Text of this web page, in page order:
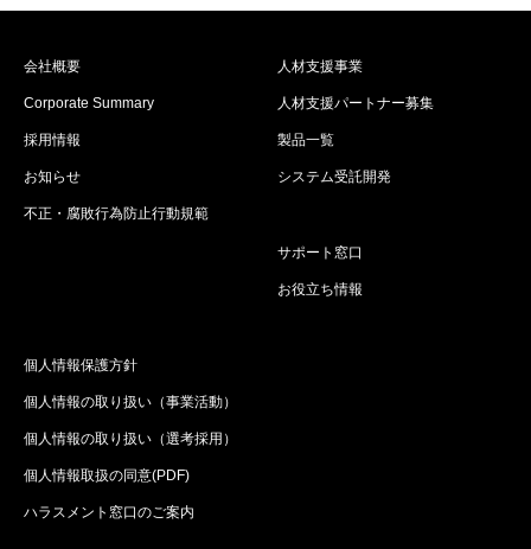
会社概要
Corporate Summary
採用情報
お知らせ
不正・腐敗行為防止行動規範
人材支援事業
人材支援パートナー募集
製品一覧
システム受託開発
サポート窓口
お役立ち情報
個人情報保護方針
個人情報の取り扱い（事業活動）
個人情報の取り扱い（選考採用）
個人情報取扱の同意(PDF)
ハラスメント窓口のご案内